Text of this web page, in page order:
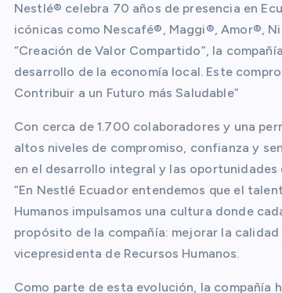
Nestlé® celebra 70 años de presencia en
icónicas como Nescafé®, Maggi®, Amor®,
“Creación de Valor Compartido”, la
desarrollo de la economía local. Este
Contribuir a un Futuro más Saludable”
Con cerca de 1.700 colaboradores y una
altos niveles de compromiso, confianza y
en el desarrollo integral y las oportunidades
“En Nestlé Ecuador entendemos que el
Humanos impulsamos una cultura donde
propósito de la compañía: mejorar la
vicepresidenta de Recursos Humanos.
Como parte de esta evolución, la